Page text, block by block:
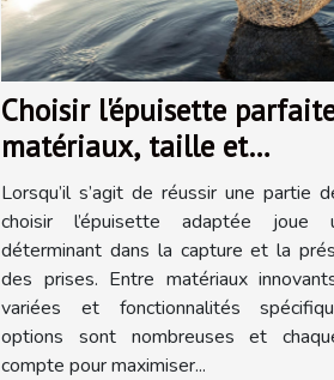
Choisir l'épuisette
matériaux, taille et
fonctionnalité
Lorsqu’il s’agit de réussir une partie
choisir l’épuisette adaptée joue
déterminant dans la capture et la
des prises. Entre matériaux
variées et fonctionnalités
options sont nombreuses et
compte pour maximiser...